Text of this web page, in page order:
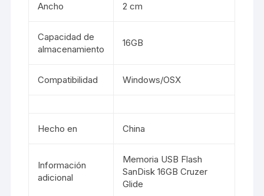
Ancho 2 cm
Capacidad de
almacenamiento
16GB
Compatibilidad Windows/OSX
Hecho en China
Información
adicional
Memoria USB Flash
SanDisk 16GB Cruzer
Glide